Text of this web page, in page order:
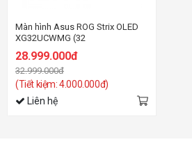
Màn hình Asus ROG Strix OLED
XG32UCWMG (32
FHD@480Hz/0.03ms)
28.999.000đ
32.999.000đ
(Tiết kiệm: 4.000.000đ)
Liên hệ